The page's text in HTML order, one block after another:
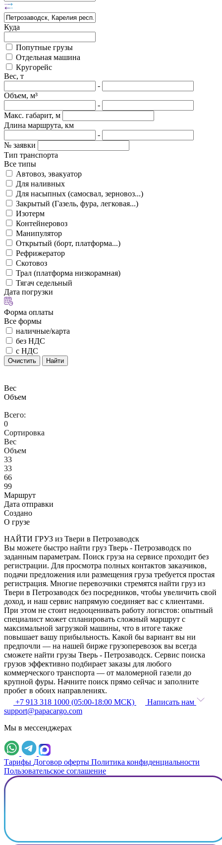
Куда
Попутные грузы
Отдельная машина
Кругорейс
Вес, т
-
Объем, м³
-
Макс. габарит, м
Длина маршрута, км
-
№ заявки
Тип транспорта
Все типы
Автовоз, эвакуатор
Для наливных
Для насыпных (самосвал, зерновоз...)
Закрытый (Газель, фура, легковая...)
Изотерм
Контейнеровоз
Манипулятор
Открытый (борт, платформа...)
Рефрижератор
Скотовоз
Трал (платформа низкорамная)
Тягач седельный
Дата погрузки
Форма оплаты
Все формы
наличные/карта
без НДС
с НДС
Очистить Найти
Вес
Объем
Всего:
0
Сортировка
Вес
Объем
33
33
66
99
Маршрут
Дата отправки
Создано
О грузе
НАЙТИ ГРУЗ из Твери в Петрозаводск
Вы можете быстро найти груз Тверь - Петрозаводск по
заданным параметрам. Поиск груза на сервисе проходит без
регистрации. Для просмотра полных контактов заказчиков,
подачи предложения или размещения груза требуется простая
регистрация. Многие перевозчики стремятся найти груз из
Твери в Петрозаводск без посредников, чтобы увеличить свой
доход, и наш сервис напрямую соединяет вас с клиентами.
При этом не стоит недооценивать работу логистов: опытный
специалист может спланировать сложный маршрут с
максимальной загрузкой машины, что в итоге также
повышает вашу прибыльность. Какой бы вариант вы ни
предпочли — на нашей бирже грузоперевозок вы всегда
сможете найти грузы Тверь - Петрозаводск. Сервис поиска
грузов эффективно подбирает заказы для любого
коммерческого транспорта — от маломерной газели до
крупной фуры. Начните поиск прямо сейчас и заполните
пробег в обоих направлениях.
+7 913 318 1000 (05:00-18:00 МСК)
Написать нам
support@papacargo.com
Мы в мессенджерах
Тарифы Договор оферты Политика конфиденциальности
Пользовательское соглашение